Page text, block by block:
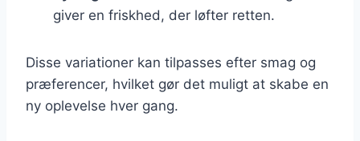
giver en friskhed, der løfter retten.
Disse variationer kan tilpasses efter smag og
præferencer, hvilket gør det muligt at skabe en
ny oplevelse hver gang.